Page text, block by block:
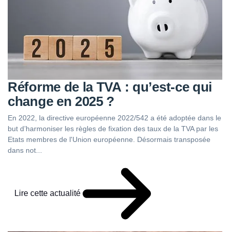
Réforme de la TVA : qu’est-ce qui
change en 2025 ?
En 2022, la directive européenne 2022/542 a été adoptée dans le
but d’harmoniser les règles de fixation des taux de la TVA par les
Etats membres de l'Union européenne. Désormais transposée
dans not...
Lire cette actualité